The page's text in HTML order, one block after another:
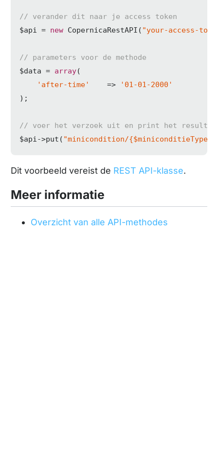
// verander dit naar je access token
$api = new CopernicaRestAPI( "your-access-
// parameters voor de methode
$data = array(
'after-time'
    =>
'01-01-2000'
);
// voer het verzoek uit en print het
$api->put( "minicondition/
Dit voorbeeld vereist de REST API-klasse.
Meer informatie
Overzicht van alle API-methodes